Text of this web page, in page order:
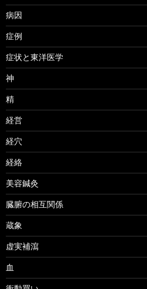
病因
症例
症状と東洋医学
神
精
経営
経穴
経絡
美容鍼灸
臓腑の相互関係
蔵象
虚実補瀉
血